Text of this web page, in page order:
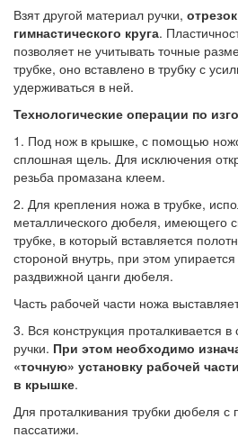
Взят другой материал ручки,
гимнастического круга.
позволяет не учитывать точные
трубке, оно вставлено в трубку с
удерживаться в ней.
Технологические операции по
1. Под нож в крышке, с помощью
сплошная щель. Для исключения
резьба промазана клеем.
2. Для крепления ножа в трубке,
металлического дюбеля, имеющего
трубке, в который вставляется
стороной внутрь, при этом
раздвижной цанги дюбеля.
Часть рабочей части ножа
3. Вся конструкция проталкивается
ручки. При этом необходимо
«точную» установку рабочей
в крышке.
Для проталкивания трубки дюбеля с
пассатижи.